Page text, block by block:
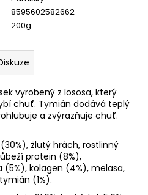
8595602582662
200g
vyrobený z lososa, který
chuť. Tymián dodává teplý
a zvýrazňuje chuť.
žlutý hrách, rostlinný
protein (8%),
kolagen (4%), melasa,
(1%).